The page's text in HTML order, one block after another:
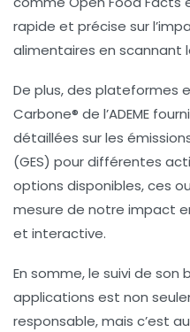
rapide et précise sur
alimentaires en scannant
De plus, des plateformes
Carbone® de l’ADEME
détaillées sur les
(GES) pour différentes
options disponibles, ces
mesure de notre impact
et interactive.
En somme, le suivi de son
applications est non
responsable, mais c’est